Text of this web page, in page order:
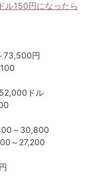
ル150円になったら
73,500円
ドル
～30,800
27,200